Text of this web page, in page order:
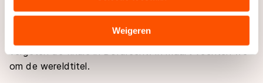
verstrekt of die zij hebben verzameld via hun services.
Sommige partners kunnen gegevens doorgeven aan
landen buiten de EU, zoals de VS, waar mogelijk geen
adequaat beschermingsniveau geldt volgens de GDPR.
Door op ‘Toestaan’ te klikken, stemt u in met deze
Weigeren
kampioenschap op de kalender waar we in Tsjechië
laatste twee World Cups in Europa. En niet te
vergeten de finale in Dordrecht. In maart vechten we
om de wereldtitel.